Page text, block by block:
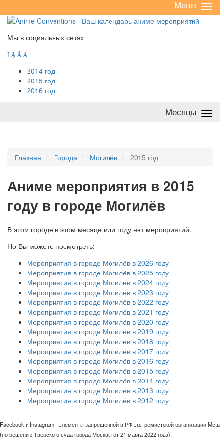
/
Меню
Мы в социальных сетях
   
2014 год
2015 год
2016 год
Месяцы
Главная Города Могилёв 2015 год
Аниме мероприятия в 2015
году в городе Могилёв
В этом городе в этом месяце или году нет мероприятий.
Но Вы можете посмотреть:
Мероприятия в городе Могилёв в 2026 году
Мероприятия в городе Могилёв в 2025 году
Мероприятия в городе Могилёв в 2024 году
Мероприятия в городе Могилёв в 2023 году
Мероприятия в городе Могилёв в 2022 году
Мероприятия в городе Могилёв в 2021 году
Мероприятия в городе Могилёв в 2020 году
Мероприятия в городе Могилёв в 2019 году
Мероприятия в городе Могилёв в 2018 году
Мероприятия в городе Могилёв в 2017 году
Мероприятия в городе Могилёв в 2016 году
Мероприятия в городе Могилёв в 2015 году
Мероприятия в городе Могилёв в 2014 году
Мероприятия в городе Могилёв в 2013 году
Мероприятия в городе Могилёв в 2012 году
Facebook и Instagram - элементы запрещённой в РФ экстремистской организации Meta
(по решению Тверского суда города Москвы от 21 марта 2022 года).